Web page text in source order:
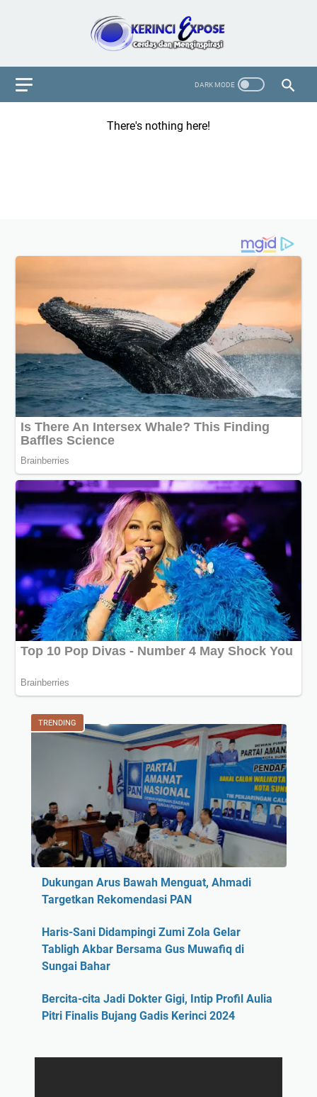
There's nothing here!
TRENDING
Dukungan Arus Bawah Menguat, Ahmadi
Targetkan Rekomendasi PAN
Haris-Sani Didampingi Zumi Zola Gelar
Tabligh Akbar Bersama Gus Muwafiq di
Sungai Bahar
Bercita-cita Jadi Dokter Gigi, Intip Profil Aulia
Pitri Finalis Bujang Gadis Kerinci 2024